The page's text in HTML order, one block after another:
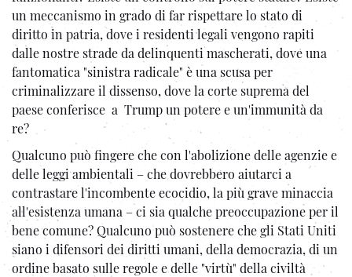
un meccanismo in grado di far rispettare lo stato di
diritto in patria, dove i residenti legali vengono rapiti
dalle nostre strade da delinquenti mascherati, dove una
fantomatica "sinistra radicale" è una scusa per
criminalizzare il dissenso, dove la corte suprema del
paese conferisce a Trump un potere e un'immunità da
re?
Qualcuno può fingere che con l'abolizione delle agenzie e
delle leggi ambientali – che dovrebbero aiutarci a
contrastare l'incombente ecocidio, la più grave minaccia
all'esistenza umana – ci sia qualche preoccupazione per il
bene comune? Qualcuno può sostenere che gli Stati Uniti
siano i difensori dei diritti umani, della democrazia, di un
ordine basato sulle regole e delle "virtù" della civiltà